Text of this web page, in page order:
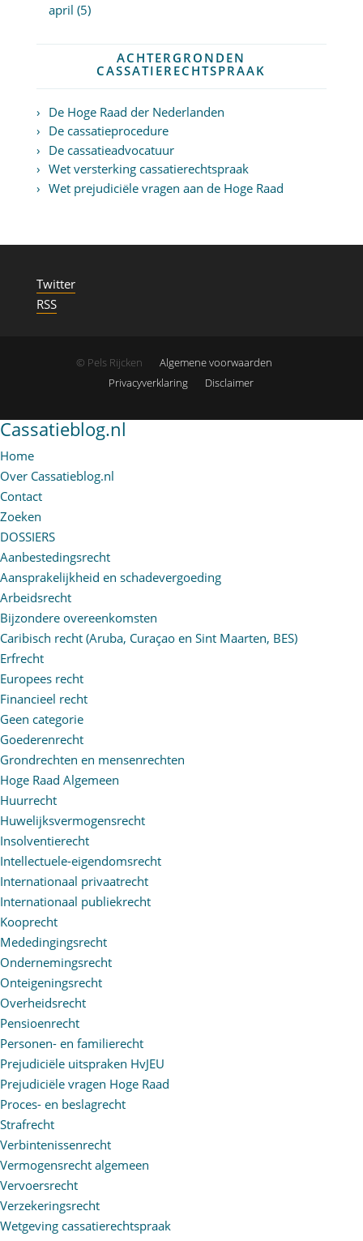
april (5)
ACHTERGRONDEN
CASSATIERECHTSPRAAK
De Hoge Raad der Nederlanden
De cassatieprocedure
De cassatieadvocatuur
Wet versterking cassatierechtspraak
Wet prejudiciële vragen aan de Hoge Raad
Twitter
RSS
© Pels Rijcken
Algemene voorwaarden
Privacyverklaring
Disclaimer
Cassatieblog.nl
Home
Over Cassatieblog.nl
Contact
Zoeken
DOSSIERS
Aanbestedingsrecht
Aansprakelijkheid en schadevergoeding
Arbeidsrecht
Bijzondere overeenkomsten
Caribisch recht (Aruba, Curaçao en Sint Maarten, BES)
Erfrecht
Europees recht
Financieel recht
Geen categorie
Goederenrecht
Grondrechten en mensenrechten
Hoge Raad Algemeen
Huurrecht
Huwelijksvermogensrecht
Insolventierecht
Intellectuele-eigendomsrecht
Internationaal privaatrecht
Internationaal publiekrecht
Kooprecht
Mededingingsrecht
Ondernemingsrecht
Onteigeningsrecht
Overheidsrecht
Pensioenrecht
Personen- en familierecht
Prejudiciële uitspraken HvJEU
Prejudiciële vragen Hoge Raad
Proces- en beslagrecht
Strafrecht
Verbintenissenrecht
Vermogensrecht algemeen
Vervoersrecht
Verzekeringsrecht
Wetgeving cassatierechtspraak